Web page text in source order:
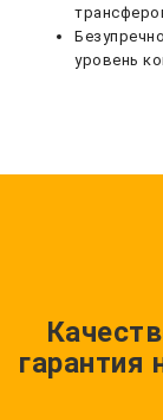
уровень
гарантия